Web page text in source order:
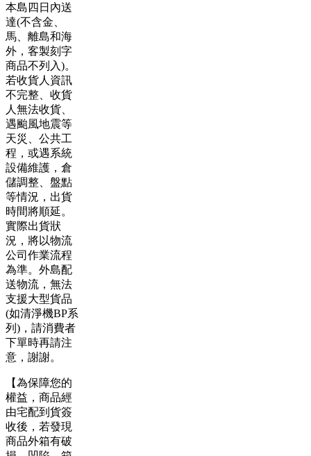
本島四日內送
達(不含金、
馬、離島和海
外，客製刻字
商品不列入)。
若收貨人資訊
不完整、收貨
人無法收貨、
遇颱風地震等
天災、公共工
程，或遇系統
設備維護，倉
儲調整、盤點
等情況，出貨
時間將順延。
實際出貨狀
況，將以物流
公司作業流程
為準。外島配
送物流，無法
支援大型貨品
(如清淨機BP系
列)，請消費者
下單時再請注
意，謝謝。
【為保障您的
權益，商品經
由宅配到貨簽
收後，若發現
商品外箱有破